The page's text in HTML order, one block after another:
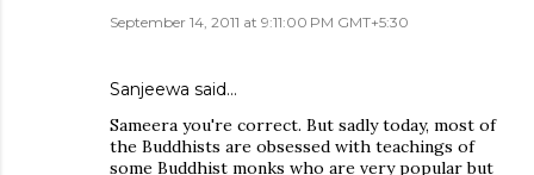
September 14, 2011 at 9:11:00 PM GMT+5:30
Sanjeewa said…
Sameera you're correct. But sadly today, most of
the Buddhists are obsessed with teachings of
some Buddhist monks who are very popular but